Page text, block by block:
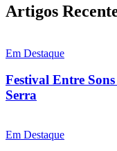
Artigos
Em Destaque
Festival Entre
Serra
Em Destaque